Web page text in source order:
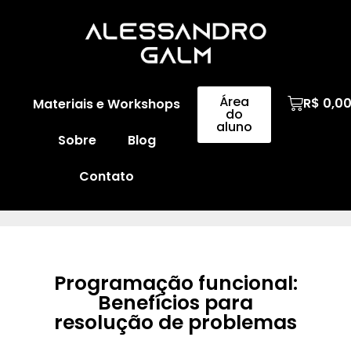
Materiais e Workshops
Sobre
Blog
Contato
Área
do
aluno
R$ 0,00
Programação funcional:
Benefícios para
resolução de problemas